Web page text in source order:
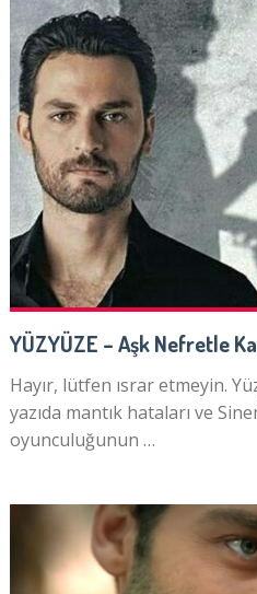
YÜZYÜZE – Aşk Nefretle
Hayır, lütfen ısrar etmeyin.
yazıda mantık hataları ve
oyunculuğunun …